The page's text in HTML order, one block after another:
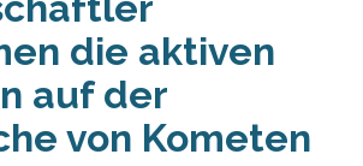
die aktiven
auf der
von Kometen